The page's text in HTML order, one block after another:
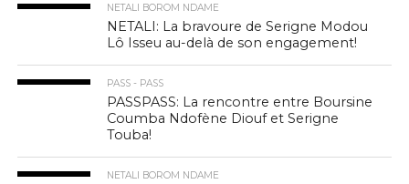
NETALI BOROM NDAME
NETALI: La bravoure de Serigne Modou
Lô Isseu au-delà de son engagement!
PASS - PASS
PASSPASS: La rencontre entre Boursine
Coumba Ndofène Diouf et Serigne
Touba!
NETALI BOROM NDAME